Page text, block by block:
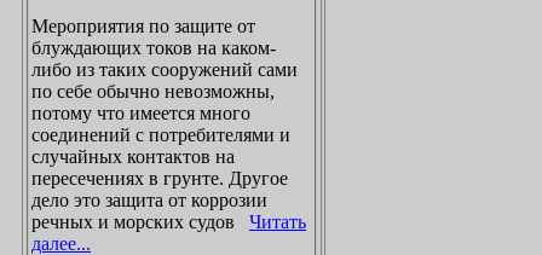
Мероприятия по защите от
блуждающих токов на каком-
либо из таких сооружений сами
по себе обычно невозможны,
потому что имеется много
соединений с потребителями и
случайных контактов на
пересечениях в грунте. Другое
дело это защита от коррозии
речных и морских судов Читать
далее...